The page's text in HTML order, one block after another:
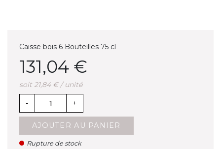
Caisse bois 6 Bouteilles 75 cl
131,04 €
soit 21,84 € / unité
- +
AJOUTER AU PANIER
Rupture de stock